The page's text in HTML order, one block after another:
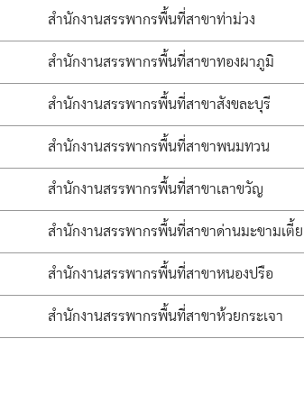
สำนักงานสรรพากรพื้นที่สาขาท่าม่วง
สำนักงานสรรพากรพื้นที่สาขาทองผาภูมิ
สำนักงานสรรพากรพื้นที่สาขาสังขละบุรี
สำนักงานสรรพากรพื้นที่สาขาพนมทวน
สำนักงานสรรพากรพื้นที่สาขาเลาขวัญ
สำนักงานสรรพากรพื้นที่สาขาด่านมะขามเตี้ย
สำนักงานสรรพากรพื้นที่สาขาหนองปรือ
สำนักงานสรรพากรพื้นที่สาขาห้วยกระเจา